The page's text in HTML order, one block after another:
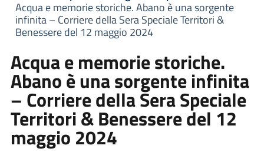
Acqua e memorie storiche. Abano è una sorgente
infinita – Corriere della Sera Speciale Territori &
Benessere del 12 maggio 2024
Acqua e memorie storiche.
Abano è una sorgente infinita
– Corriere della Sera Speciale
Territori & Benessere del 12
maggio 2024